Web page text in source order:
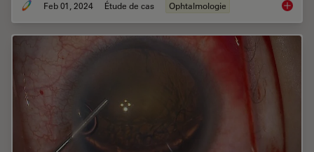
Feb 01, 2024 Étude de cas Ophtalmologie RPE65